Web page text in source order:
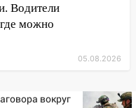
Водители
можно
05.08.2026
вокруг